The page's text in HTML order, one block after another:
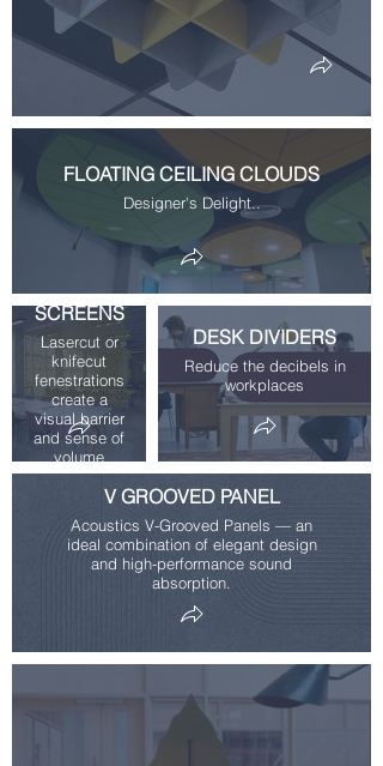
FLOATING CEILING CLOUDS
Designer's Delight..
DIVIDING
SCREENS
Lasercut or
knifecut
fenestrations
create a
visual barrier
and sense of
volume
DESK DIVIDERS
Reduce the decibels in
workplaces
V GROOVED PANEL
Acoustics V-Grooved Panels — an
ideal combination of elegant design
and high-performance sound
absorption.